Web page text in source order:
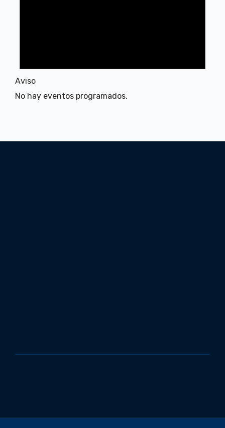
Aviso
No hay eventos programados.